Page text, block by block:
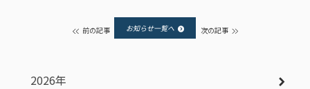
前の記事 お知らせ一覧へ 次の記事
2026年